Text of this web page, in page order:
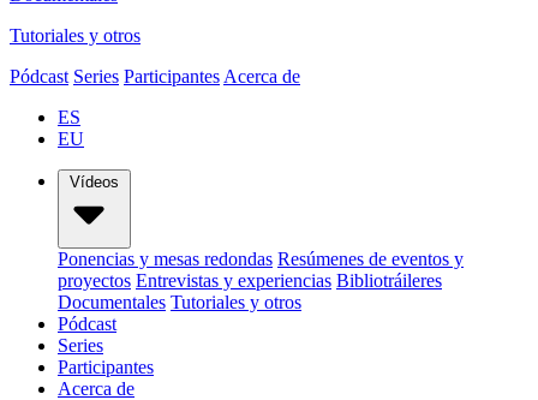
Tutoriales y otros
Pódcast Series Participantes Acerca de
ES
EU
Vídeos
Ponencias y mesas redondas Resúmenes de eventos y
proyectos Entrevistas y experiencias Bibliotráileres
Documentales Tutoriales y otros
Pódcast
Series
Participantes
Acerca de